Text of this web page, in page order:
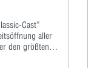
Cast”
aller
den größten